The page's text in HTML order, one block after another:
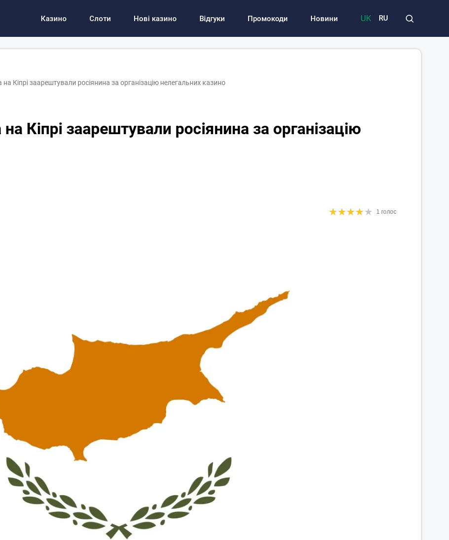
Казино Слоти Нові казино Відгуки Промокоди Новини UK RU
Кіпрі заарештували росіянина за організацію нелегальних казино
Кіпрі заарештували росіянина за організацію
★★★★★
★★★★★ 1 голос